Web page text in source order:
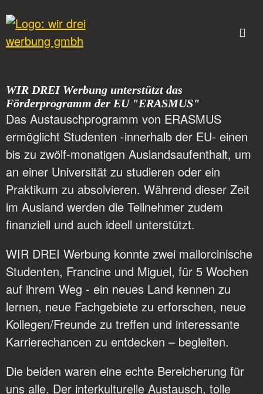
WIR DREI Werbung unterstützt das
Förderprogramm der EU "ERASMUS"
Das Austauschprogramm von ERASMUS
ermöglicht Studenten -innerhalb der EU- einen
bis zu zwölf-monatigen Auslandsaufenthalt, um
an einer Universität zu studieren oder ein
Praktikum zu absolvieren. Während dieser Zeit
im Ausland werden die Teilnehmer zudem
finanziell und auch ideell unterstützt.
WIR DREI Werbung konnte zwei mallorcinische
Studenten, Francine und Miguel, für 5 Wochen
auf ihrem Weg - ein neues Land kennen zu
lernen, neue Fachgebiete zu erforschen, neue
Kollegen/Freunde zu treffen und interessante
Karrierechancen zu entdecken – begleiten.
Die beiden waren eine echte Bereicherung für
uns alle. Der interkulturelle Austausch, tolle